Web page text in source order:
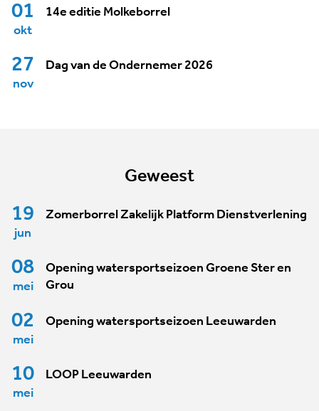
01
okt
14e editie Molkeborrel
27
nov
Dag van de Ondernemer 2026
Geweest
19
jun
Zomerborrel Zakelijk Platform Dienstverlening
08
mei
Opening watersportseizoen Groene Ster en
Grou
02
mei
Opening watersportseizoen Leeuwarden
10
mei
LOOP Leeuwarden